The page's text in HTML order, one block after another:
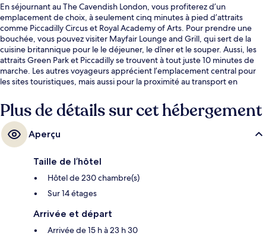
En séjournant au The Cavendish London, vous profiterez d’un
emplacement de choix, à seulement cinq minutes à pied d’attraits
comme Piccadilly Circus et Royal Academy of Arts. Pour prendre une
bouchée, vous pouvez visiter Mayfair Lounge and Grill, qui sert de la
cuisine britannique pour le le déjeuner, le dîner et le souper. Aussi, les
attraits Green Park et Piccadilly se trouvent à tout juste 10 minutes de
marche. Les autres voyageurs apprécient l’emplacement central pour
les sites touristiques, mais aussi pour la proximité au transport en
de métro Piccadilly Circus, à 5 minutes à pied.
Plus de détails sur cet hébergement
Aperçu
Taille de l’hôtel
Hôtel de 230 chambre(s)
Sur 14 étages
Arrivée et départ
Arrivée de 15 h à 23 h 30